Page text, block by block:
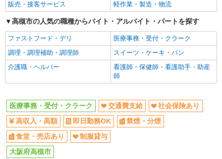
販売・接客サービス
軽作業・製造・物流
高槻市の人気の職種からバイト・アルバイト・パートを探す
ファストフード・デリ
医療事務・受付・クラーク
調理・調理補助・調理師
スイーツ・ケーキ・パン
介護職・ヘルパー
看護師・保健師・看護助手・助産
師
医療事務・受付・クラーク 交通費支給
社会保険あり
高収入・高額
即日勤務OK
禁煙・分煙
食堂・売店あり
制服貸与
大阪府高槻市